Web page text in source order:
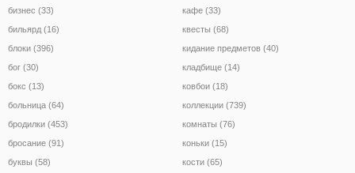
бизнес (33)
бильярд (16)
блоки (396)
бог (30)
бокс (13)
больница (64)
бродилки (453)
бросание (91)
буквы (58)
кафе (33)
квесты (68)
кидание предметов (40)
кладбище (14)
ковбои (18)
коллекции (739)
комнаты (76)
коньки (15)
кости (65)